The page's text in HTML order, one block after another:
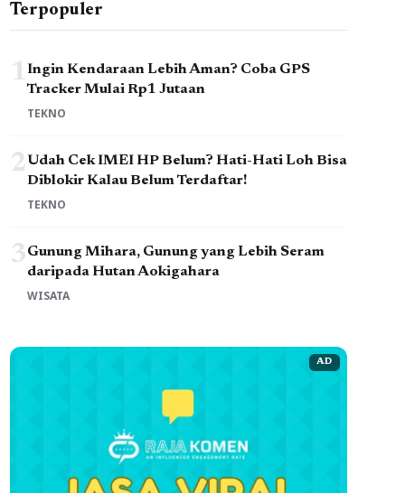
Terpopuler
1Ingin Kendaraan Lebih Aman? Coba GPS
Tracker Mulai Rp1 Jutaan
TEKNO
2Udah Cek IMEI HP Belum? Hati-Hati Loh Bisa
Diblokir Kalau Belum Terdaftar!
TEKNO
3Gunung Mihara, Gunung yang Lebih Seram
daripada Hutan Aokigahara
WISATA
AD